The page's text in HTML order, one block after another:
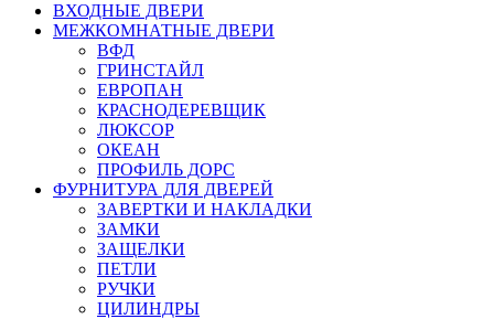
ВХОДНЫЕ ДВЕРИ
МЕЖКОМНАТНЫЕ ДВЕРИ
ВФД
ГРИНСТАЙЛ
ЕВРОПАН
КРАСНОДЕРЕВЩИК
ЛЮКСОР
ОКЕАН
ПРОФИЛЬ ДОРС
ФУРНИТУРА ДЛЯ ДВЕРЕЙ
ЗАВЕРТКИ И НАКЛАДКИ
ЗАМКИ
ЗАЩЕЛКИ
ПЕТЛИ
РУЧКИ
ЦИЛИНДРЫ